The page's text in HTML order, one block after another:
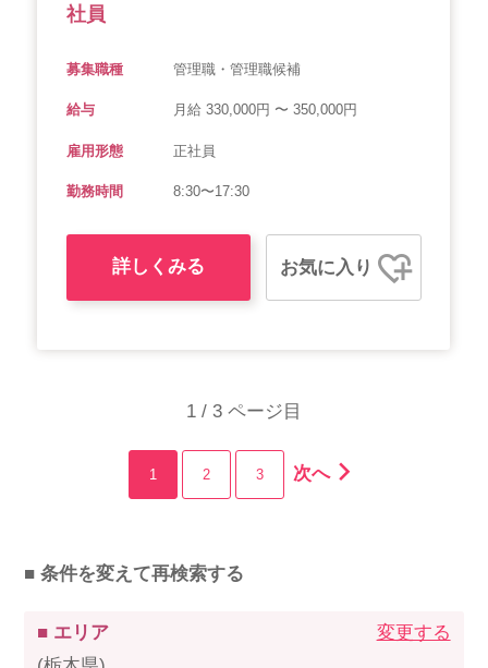
社員
募集職種 管理職・管理職候補
給与 月給 330,000円 〜 350,000円
雇用形態 正社員
勤務時間 8:30〜17:30
詳しくみる お気に入り
1 / 3 ページ目
1 2 3 次へ
■ 条件を変えて再検索する
■ エリア
変更する